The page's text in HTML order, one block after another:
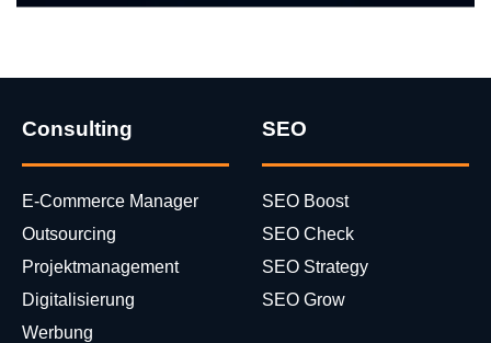
Consulting
E-Commerce Manager
Outsourcing
Projektmanagement
Digitalisierung
Werbung
SEO
SEO Boost
SEO Check
SEO Strategy
SEO Grow